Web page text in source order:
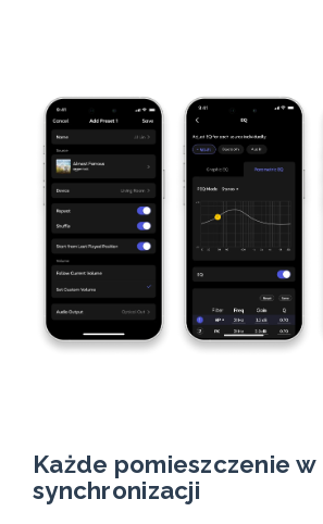
Każde pomieszczenie w
synchronizacji